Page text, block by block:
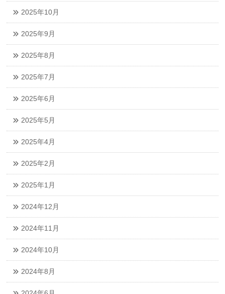
2025年10月
2025年9月
2025年8月
2025年7月
2025年6月
2025年5月
2025年4月
2025年2月
2025年1月
2024年12月
2024年11月
2024年10月
2024年8月